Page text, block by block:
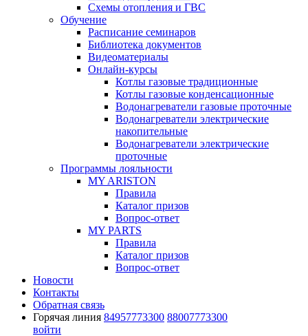
Схемы отопления и ГВС
Обучение
Расписание семинаров
Библиотека документов
Видеоматериалы
Онлайн-курсы
Котлы газовые традиционные
Котлы газовые конденсационные
Водонагреватели газовые проточные
Водонагреватели электрические
накопительные
Водонагреватели электрические
проточные
Программы лояльности
MY ARISTON
Правила
Каталог призов
Вопрос-ответ
MY PARTS
Правила
Каталог призов
Вопрос-ответ
Новости
Контакты
Обратная связь
Горячая линия 84957773300 88007773300
войти